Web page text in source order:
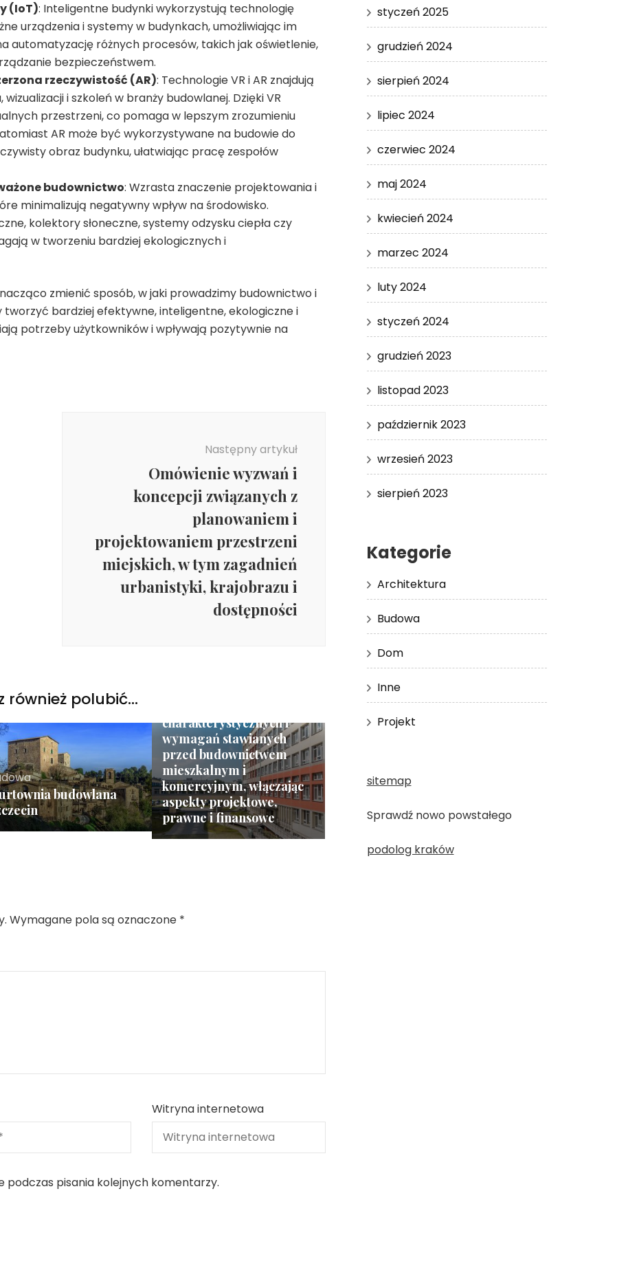
(IoT): Inteligentne budynki wykorzystują technologię
urządzenia i systemy w budynkach, umożliwiając im
automatyzację różnych procesów, takich jak oświetlenie,
bezpieczeństwem.
rzeczywistość (AR): Technologie VR i AR znajdują
i szkoleń w branży budowlanej. Dzięki VR
przestrzeni, co pomaga w lepszym zrozumieniu
AR może być wykorzystywane na budowie do
obraz budynku, ułatwiając pracę zespołów
budownictwo: Wzrasta znaczenie projektowania i
minimalizują negatywny wpływ na środowisko.
kolektory słoneczne, systemy odzysku ciepła czy
w tworzeniu bardziej ekologicznych i
zmienić sposób, w jaki prowadzimy budownictwo i
bardziej efektywne, inteligentne, ekologiczne i
potrzeby użytkowników i wpływają pozytywnie na
Następny artykuł
Omówienie wyzwań i
koncepcji związanych z
planowaniem i
projektowaniem przestrzeni
miejskich, w tym zagadnień
urbanistyki, krajobrazu i
dostępności
również polubić…
budowlana
charakterystycznych i
wymagań stawianych
przed budownictwem
mieszkalnym i
komercyjnym, włączając
aspekty projektowe,
prawne i finansowe
Wymagane pola są oznaczone *
Witryna internetowa
pisania kolejnych komentarzy.
styczeń 2025
grudzień 2024
sierpień 2024
lipiec 2024
czerwiec 2024
maj 2024
kwiecień 2024
marzec 2024
luty 2024
styczeń 2024
grudzień 2023
listopad 2023
październik 2023
wrzesień 2023
sierpień 2023
Kategorie
Architektura
Budowa
Dom
Inne
Projekt
sitemap
Sprawdź nowo powstałego
podolog kraków